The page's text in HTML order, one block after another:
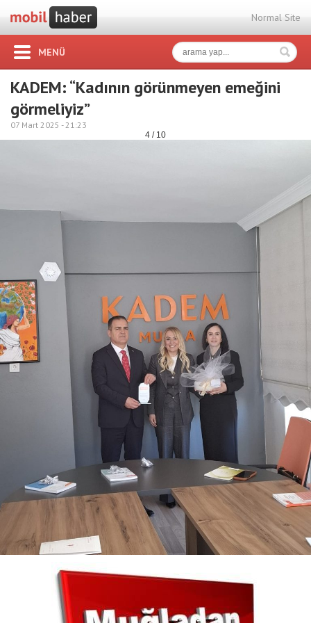
Normal Site
MENÜ
KADEM: “Kadının görünmeyen emeğini
görmeliyiz”
07 Mart 2025 -21:23
4 / 10